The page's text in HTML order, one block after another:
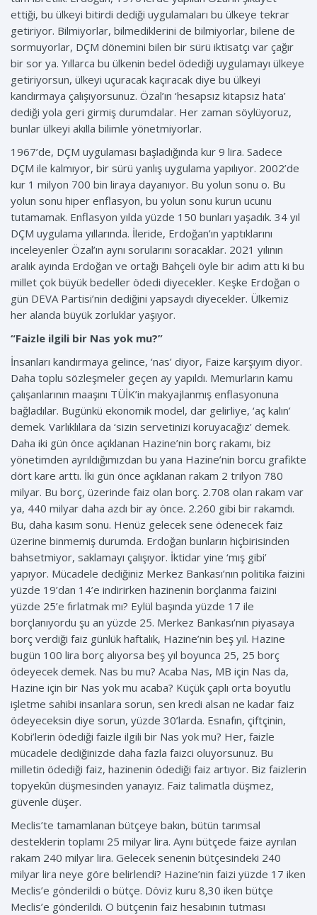
ettiği, bu ülkeyi bitirdi dediği uygulamaları bu ülkeye tekrar
getiriyor. Bilmiyorlar, bilmediklerini de bilmiyorlar, bilene de
sormuyorlar, DÇM dönemini bilen bir sürü iktisatçı var çağır
bir sor ya. Yıllarca bu ülkenin bedel ödediği uygulamayı ülkeye
getiriyorsun, ülkeyi uçuracak kaçıracak diye bu ülkeyi
kandırmaya çalışıyorsunuz. Özal’ın ‘hesapsız kitapsız hata’
dediği yola geri girmiş durumdalar. Her zaman söylüyoruz,
bunlar ülkeyi akılla bilimle yönetmiyorlar.
1967’de, DÇM uygulaması başladığında kur 9 lira. Sadece
DÇM ile kalmıyor, bir sürü yanlış uygulama yapılıyor. 2002’de
kur 1 milyon 700 bin liraya dayanıyor. Bu yolun sonu o. Bu
yolun sonu hiper enflasyon, bu yolun sonu kurun ucunu
tutamamak. Enflasyon yılda yüzde 150 bunları yaşadık. 34 yıl
DÇM uygulama yıllarında. İleride, Erdoğan’ın yaptıklarını
inceleyenler Özal’ın aynı sorularını soracaklar. 2021 yılının
aralık ayında Erdoğan ve ortağı Bahçeli öyle bir adım attı ki bu
millet çok büyük bedeller ödedi diyecekler. Keşke Erdoğan o
gün DEVA Partisi’nin dediğini yapsaydı diyecekler. Ülkemiz
her alanda büyük zorluklar yaşıyor.
“Faizle ilgili bir Nas yok mu?”
İnsanları kandırmaya gelince, ‘nas’ diyor, Faize karşıyım diyor.
Daha toplu sözleşmeler geçen ay yapıldı. Memurların kamu
çalışanlarının maaşını TÜİK’in makyajlanmış enflasyonuna
bağladılar. Bugünkü ekonomik model, dar gelirliye, ‘aç kalın’
demek. Varlıklılara da ‘sizin servetinizi koruyacağız’ demek.
Daha iki gün önce açıklanan Hazine’nin borç rakamı, biz
yönetimden ayrıldığımızdan bu yana Hazine’nin borcu grafikte
dört kare arttı. İki gün önce açıklanan rakam 2 trilyon 780
milyar. Bu borç, üzerinde faiz olan borç. 2.708 olan rakam var
ya, 440 milyar daha azdı bir ay önce. 2.260 gibi bir rakamdı.
Bu, daha kasım sonu. Henüz gelecek sene ödenecek faiz
üzerine binmemiş durumda. Erdoğan bunların hiçbirisinden
bahsetmiyor, saklamayı çalışıyor. İktidar yine ‘mış gibi’
yapıyor. Mücadele dediğiniz Merkez Bankası’nın politika faizini
yüzde 19’dan 14’e indirirken hazinenin borçlanma faizini
yüzde 25’e fırlatmak mı? Eylül başında yüzde 17 ile
borçlanıyordu şu an yüzde 25. Merkez Bankası’nın piyasaya
borç verdiği faiz günlük haftalık, Hazine’nin beş yıl. Hazine
bugün 100 lira borç alıyorsa beş yıl boyunca 25, 25 borç
ödeyecek demek. Nas bu mu? Acaba Nas, MB için Nas da,
Hazine için bir Nas yok mu acaba? Küçük çaplı orta boyutlu
işletme sahibi insanlara sorun, sen kredi alsan ne kadar faiz
ödeyeceksin diye sorun, yüzde 30’larda. Esnafın, çiftçinin,
Kobi’lerin ödediği faizle ilgili bir Nas yok mu? Her, faizle
mücadele dediğinizde daha fazla faizci oluyorsunuz. Bu
milletin ödediği faiz, hazinenin ödediği faiz artıyor. Biz faizlerin
topyekûn düşmesinden yanayız. Faiz talimatla düşmez,
güvenle düşer.
Meclis’te tamamlanan bütçeye bakın, bütün tarımsal
desteklerin toplamı 25 milyar lira. Aynı bütçede faize ayrılan
rakam 240 milyar lira. Gelecek senenin bütçesindeki 240
milyar lira neye göre belirlendi? Hazine’nin faizi yüzde 17 iken
Meclis’e gönderildi o bütçe. Döviz kuru 8,30 iken bütçe
Meclis’e gönderildi. O bütçenin faiz hesabının tutması